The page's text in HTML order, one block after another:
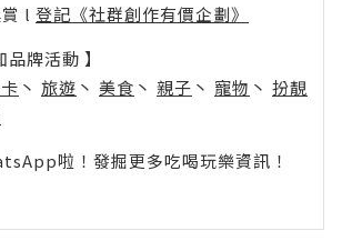
l 登記《社群創作有價企劃》
牌活動 】
丶 旅遊 丶 美食 丶 親子 丶 寵物 丶 扮靚
啦！發掘更多吃喝玩樂資訊！